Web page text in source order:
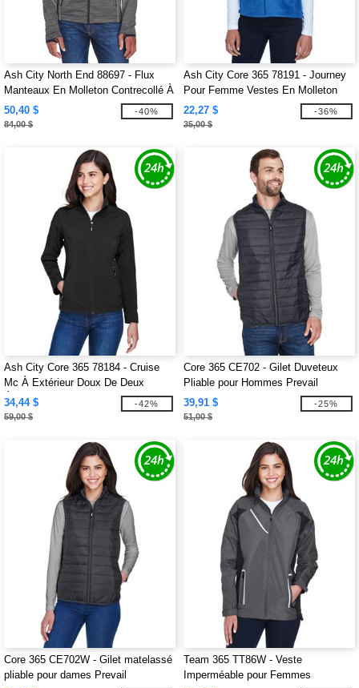
Ash City North End 88697 - Flux
Manteaux En Molleton Contrecollé À
Motif Mélangé Pour Homme
50,40 $
84,00 $
-40%
Ash City Core 365 78191 - Journey
Pour Femme Vestes En Molleton
MC
22,27 $
35,00 $
-36%
Ash City Core 365 78184 - Cruise
Mc À Extérieur Doux De Deux
Épaisseurs
34,44 $
59,00 $
-42%
Core 365 CE702 - Gilet Duveteux
Pliable pour Hommes Prevail
39,91 $
51,00 $
-25%
Core 365 CE702W - Gilet matelassé
pliable pour dames Prevail
Team 365 TT86W - Veste
Imperméable pour Femmes